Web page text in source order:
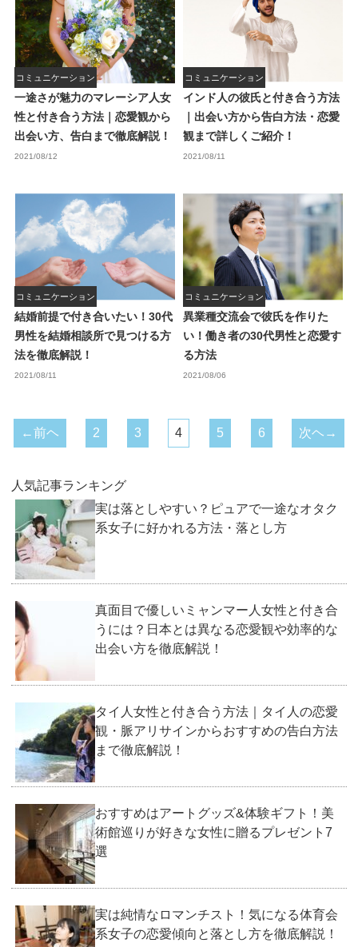
コミュニケーション
一途さが魅力のマレーシア人女
性と付き合う方法｜恋愛観から
出会い方、告白まで徹底解説！
2021/08/12
コミュニケーション
インド人の彼氏と付き合う方法
｜出会い方から告白方法・恋愛
観まで詳しくご紹介！
2021/08/11
コミュニケーション
結婚前提で付き合いたい！30代
男性を結婚相談所で見つける方
法を徹底解説！
2021/08/11
コミュニケーション
異業種交流会で彼氏を作りた
い！働き者の30代男性と恋愛す
る方法
2021/08/06
←前ヘ 2 3 4 5 6 次ヘ→
人気記事ランキング
実は落としやすい？ピュアで一途なオタク
系女子に好かれる方法・落とし方
真面目で優しいミャンマー人女性と付き合
うには？日本とは異なる恋愛観や効率的な
出会い方を徹底解説！
タイ人女性と付き合う方法｜タイ人の恋愛
観・脈アリサインからおすすめの告白方法
まで徹底解説！
おすすめはアートグッズ&体験ギフト！美
術館巡りが好きな女性に贈るプレゼント7
選
実は純情なロマンチスト！気になる体育会
系女子の恋愛傾向と落とし方を徹底解説！